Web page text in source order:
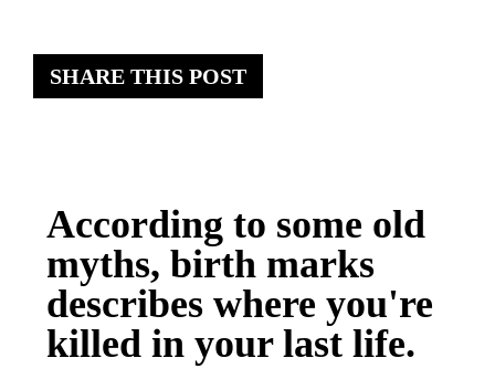
SHARE THIS POST
According to some old
myths, birth marks
describes where you're
killed in your last life.